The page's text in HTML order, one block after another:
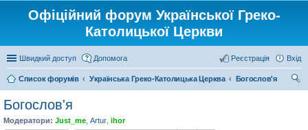
Офіційний форум Української Греко-
Католицької Церкви
Швидкий доступ Допомога Вхід
Реєстрація
Список форумів Українська Греко-Католицька Церква
Богослов'я
Богослов'я
Модератори: Just_me Artur ihor